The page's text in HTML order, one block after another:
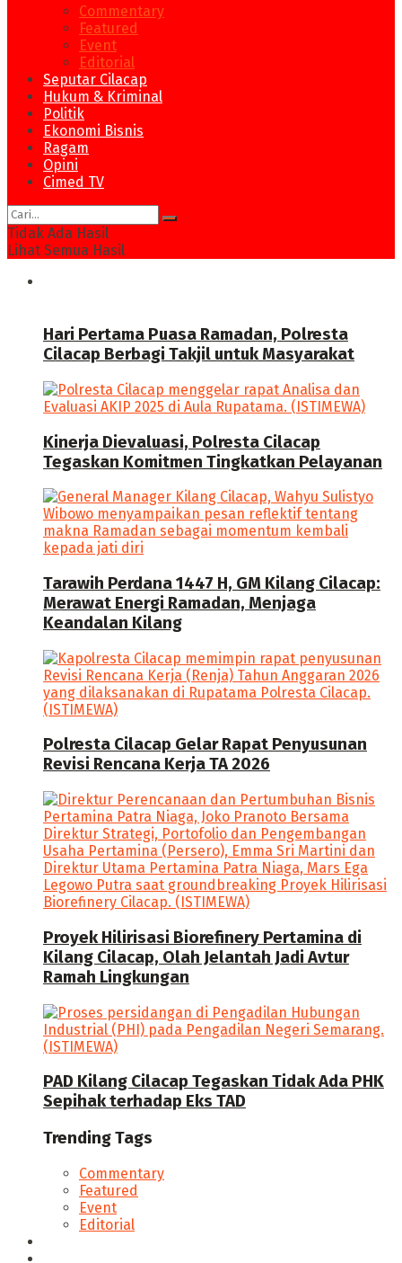
Commentary
Featured
Event
Editorial
Seputar Cilacap
Hukum & Kriminal
Politik
Ekonomi Bisnis
Ragam
Opini
Cimed TV
Tidak Ada Hasil
Lihat Semua Hasil
Hari Pertama Puasa Ramadan, Polresta
Cilacap Berbagi Takjil untuk Masyarakat
Kinerja Dievaluasi, Polresta Cilacap
Tegaskan Komitmen Tingkatkan Pelayanan
Tarawih Perdana 1447 H, GM Kilang Cilacap:
Merawat Energi Ramadan, Menjaga
Keandalan Kilang
Polresta Cilacap Gelar Rapat Penyusunan
Revisi Rencana Kerja TA 2026
Proyek Hilirisasi Biorefinery Pertamina di
Kilang Cilacap, Olah Jelantah Jadi Avtur
Ramah Lingkungan
PAD Kilang Cilacap Tegaskan Tidak Ada PHK
Sepihak terhadap Eks TAD
Trending Tags
Commentary
Featured
Event
Editorial